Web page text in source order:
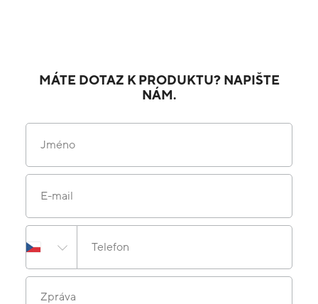
MÁTE DOTAZ K PRODUKTU? NAPIŠTE
NÁM.
Jméno
E-mail
Telefon
Zpráva